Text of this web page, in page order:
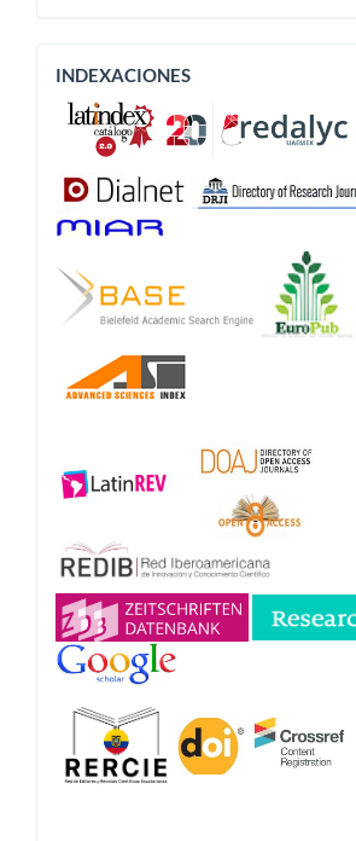
Indexaciones
INDEXACIONES